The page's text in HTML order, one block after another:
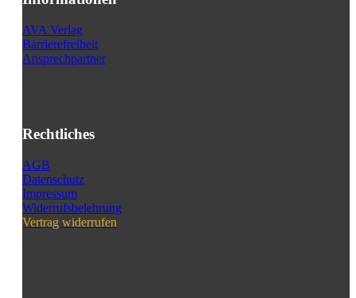
AVA Verlag
Barrierefreiheit
Ansprechpartner
Rechtliches
AGB
Datenschutz
Impressum
Widerrufsbelehrung
Vertrag widerrufen